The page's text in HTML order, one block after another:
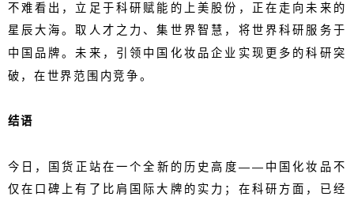
不难看出，立足于科研赋能的上美股份，正在走向未来的
星辰大海。取人才之力、集世界智慧，将世界科研服务于
中国品牌。未来，引领中国化妆品企业实现更多的科研突
破，在世界范围内竞争。
结语
今日，国货正站在一个全新的历史高度—— 中国化妆品不
仅在 口碑 上有了比肩国际大牌的实力 ； 在科研方面， 已经